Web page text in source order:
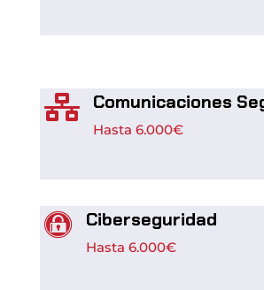
 Comunicaciones
Hasta 6.000€
 Ciberseguridad
Hasta 6.000€